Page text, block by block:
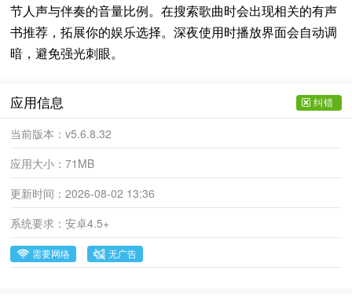
节人声与伴奏的音量比例。在搜索歌曲时会出现相关的有声
书推荐，拓展你的娱乐选择。深夜使用时播放界面会自动调
暗，避免强光刺眼。
应用信息
当前版本：v5.6.8.32
应用大小：71MB
更新时间：2026-08-02 13:36
系统要求：安卓4.5+
需要网络 无广告
纠错